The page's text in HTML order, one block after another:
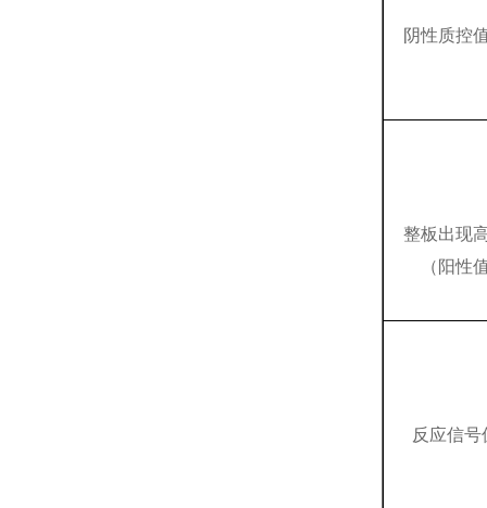
阴性质控
整板出现
（阳性
反应信号